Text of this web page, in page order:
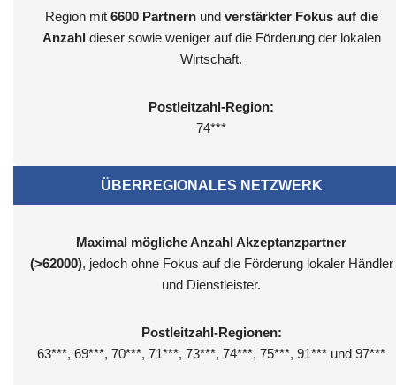
Region mit 6600 Partnernund verstärkter Fokus auf die
Anzahl dieser sowie weniger auf die Förderung der lokalen
Wirtschaft.
Postleitzahl-Region:
74***
ÜBERREGIONALES NETZWERK
Maximal mögliche Anzahl Akzeptanzpartner
(>62000), jedoch ohne Fokus auf die Förderung lokaler Händler
und Dienstleister.
Postleitzahl-Regionen:
63***, 69***, 70***, 71***, 73***, 74***, 75***, 91*** und 97***